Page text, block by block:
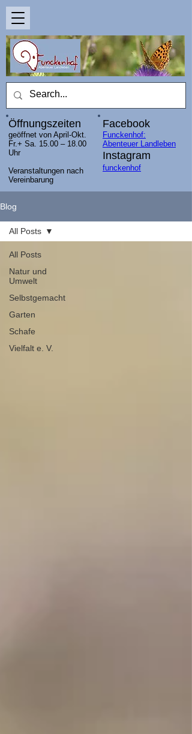
Öffnungszeiten
geöffnet von April-Okt.
Fr.+ Sa. 15.00 – 18.00
Uhr
Veranstaltungen nach
Vereinbarung
Facebook
Funckenhof:
Abenteuer Landleben
Instagram
funckenhof
Blog
All Posts
Natur und
Umwelt
Selbstgemacht
Garten
Schafe
Vielfalt e. V.
All Posts